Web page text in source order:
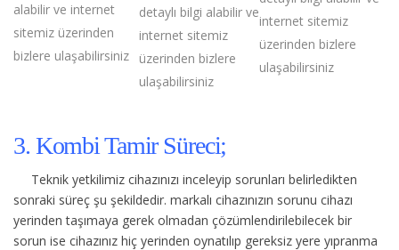
alabilir ve internet
sitemiz üzerinden
bizlere ulaşabilirsiniz
detaylı bilgi alabilir ve
internet sitemiz
üzerinden bizlere
ulaşabilirsiniz
internet sitemiz
üzerinden bizlere
ulaşabilirsiniz
3. Kombi Tamir Süreci;
Teknik yetkilimiz cihazınızı inceleyip sorunları belirledikten
sonraki süreç şu şekildedir. markalı cihazınızın sorunu cihazı
yerinden taşımaya gerek olmadan çözümlendirilebilecek bir
sorun ise cihazınız hiç yerinden oynatılıp gereksiz yere yıpranma